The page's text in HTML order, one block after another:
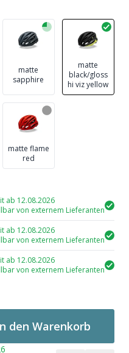
matte
sapphire
matte
black/gloss
hi viz yellow
matte flame
red
ab 12.08.2026
von externem Lieferanten
ab 12.08.2026
von externem Lieferanten
ab 12.08.2026
von externem Lieferanten
den Warenkorb